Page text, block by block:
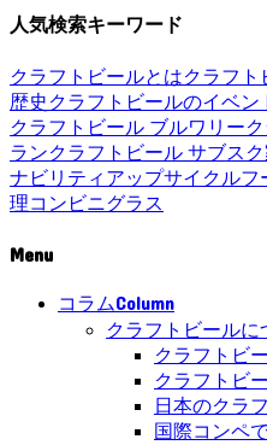
人気検索キーワード
クラフトビールとはクラフト
歴史 クラフトビールのイベン
クラフトビール ブルワリー
ランクラフトビール サブスク
ナビリティ アップサイクルフ
理コンビニグラス
Menu
コラムColumn
クラフトビールに
クラフトビ
クラフトビ
日本のクラ
国際コンペ